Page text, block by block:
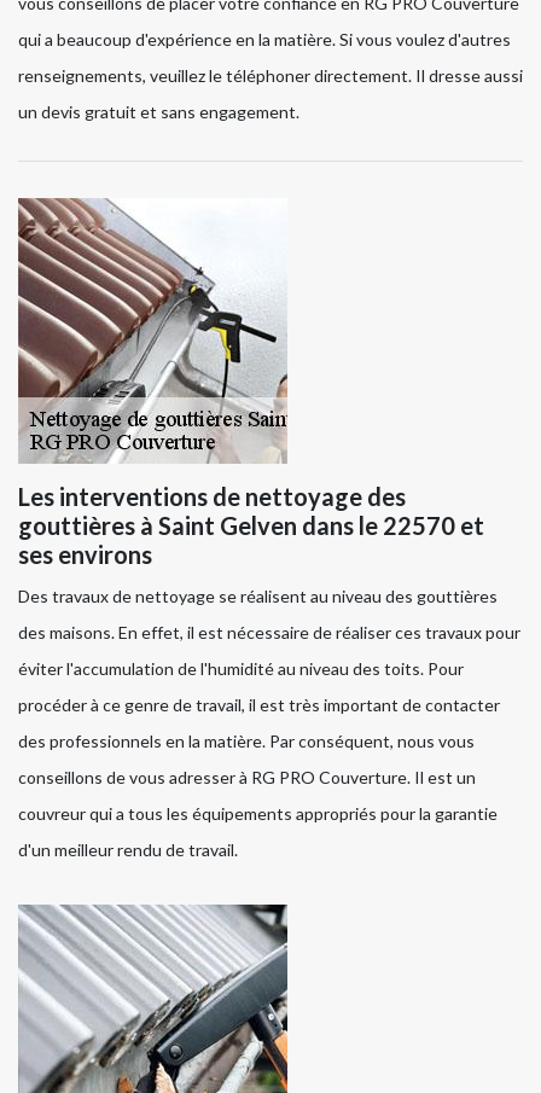
qui a beaucoup d'expérience en la matière. Si vous voulez d'autres
renseignements, veuillez le téléphoner directement. Il dresse aussi
un devis gratuit et sans engagement.
Les interventions de nettoyage des
gouttières à Saint Gelven dans le 22570 et
ses environs
Des travaux de nettoyage se réalisent au niveau des gouttières
des maisons. En effet, il est nécessaire de réaliser ces travaux pour
éviter l'accumulation de l'humidité au niveau des toits. Pour
procéder à ce genre de travail, il est très important de contacter
des professionnels en la matière. Par conséquent, nous vous
conseillons de vous adresser à RG PRO Couverture. Il est un
couvreur qui a tous les équipements appropriés pour la garantie
d'un meilleur rendu de travail.